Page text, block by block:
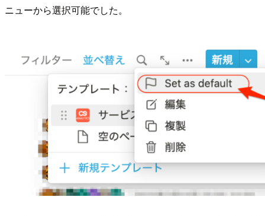
ニューから選択可能でした。